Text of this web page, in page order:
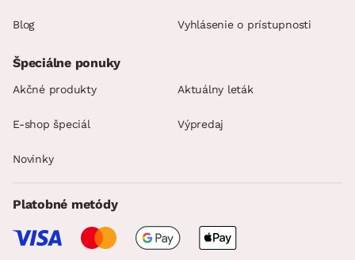
Blog Vyhlásenie o prístupnosti
Špeciálne ponuky
Akčné produkty Aktuálny leták
E-shop špeciál Výpredaj
Novinky
Platobné metódy